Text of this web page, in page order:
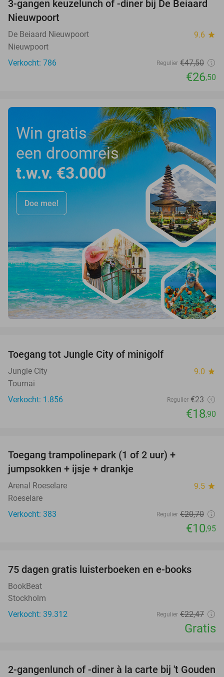
44%
3-gangen keuzelunch of -diner bij De Beiaard
Nieuwpoort
De Beiaard Nieuwpoort 9.6 star
Nieuwpoort
Verkocht: 786
Regulier €47,50
€26,50
Win gratis
een droomreis
t.w.v. €3.000
Doe mee!
Toegang tot Jungle City of minigolf
Jungle City 9.0 star
Tournai
Verkocht: 1.856
Regulier €23
€18,90
Toegang trampolinepark (1 of 2 uur) +
jumpsokken + ijsje + drankje
Arenal Roeselare 9.5 star
Roeselare
Verkocht: 383
Regulier €20,70
€10,95
75 dagen gratis luisterboeken en e-books
BookBeat
Stockholm
Verkocht: 39.312
Regulier €22,47
Gratis
32%
2-gangenlunch of -diner à la carte bij 't Gouden